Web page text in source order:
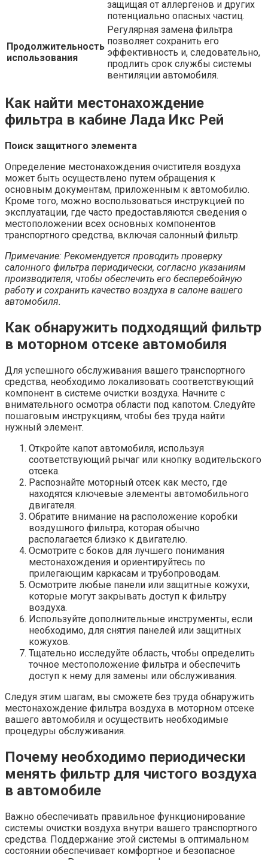
защищая от аллергенов и других
потенциально опасных частиц.
Продолжительность
использования
Регулярная замена фильтра
позволяет сохранить его
эффективность и, следовательно,
продлить срок службы системы
вентиляции автомобиля.
Как найти местонахождение
фильтра в кабине Лада Икс Рей
Поиск защитного элемента
Определение местонахождения очистителя воздуха
может быть осуществлено путем обращения к
основным документам, приложенным к автомобилю.
Кроме того, можно воспользоваться инструкцией по
эксплуатации, где часто предоставляются сведения о
местоположении всех основных компонентов
транспортного средства, включая салонный фильтр.
Примечание: Рекомендуется проводить проверку
салонного фильтра периодически, согласно указаниям
производителя, чтобы обеспечить его бесперебойную
работу и сохранить качество воздуха в салоне вашего
автомобиля.
Как обнаружить подходящий фильтр
в моторном отсеке автомобиля
Для успешного обслуживания вашего транспортного
средства, необходимо локализовать соответствующий
компонент в системе очистки воздуха. Начните с
внимательного осмотра области под капотом. Следуйте
пошаговым инструкциям, чтобы без труда найти
нужный элемент.
Откройте капот автомобиля, используя
соответствующий рычаг или кнопку водительского
отсека.
Распознайте моторный отсек как место, где
находятся ключевые элементы автомобильного
двигателя.
Обратите внимание на расположение коробки
воздушного фильтра, которая обычно
располагается близко к двигателю.
Осмотрите с боков для лучшего понимания
местонахождения и ориентируйтесь по
прилегающим каркасам и трубопроводам.
Осмотрите любые панели или защитные кожухи,
которые могут закрывать доступ к фильтру
воздуха.
Используйте дополнительные инструменты, если
необходимо, для снятия панелей или защитных
кожухов.
Тщательно исследуйте область, чтобы определить
точное местоположение фильтра и обеспечить
доступ к нему для замены или обслуживания.
Следуя этим шагам, вы сможете без труда обнаружить
местонахождение фильтра воздуха в моторном отсеке
вашего автомобиля и осуществить необходимые
процедуры обслуживания.
Почему необходимо периодически
менять фильтр для чистого воздуха
в автомобиле
Важно обеспечивать правильное функционирование
системы очистки воздуха внутри вашего транспортного
средства. Поддержание этой системы в оптимальном
состоянии обеспечивает комфортное и безопасное